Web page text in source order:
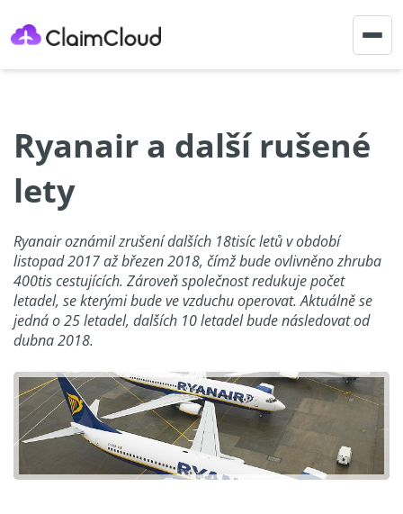
Ryanair a další rušené
lety
Ryanair oznámil zrušení dalších 18tisíc letů v období
listopad 2017 až březen 2018, čímž bude ovlivněno zhruba
400tis cestujících. Zároveň společnost redukuje počet
letadel, se kterými bude ve vzduchu operovat. Aktuálně se
jedná o 25 letadel, dalších 10 letadel bude následovat od
dubna 2018.